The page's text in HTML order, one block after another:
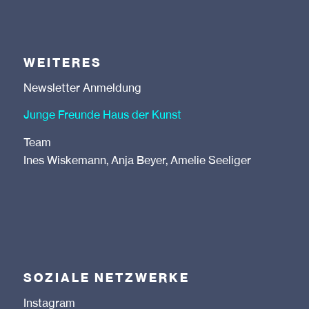
WEITERES
Newsletter Anmeldung
Junge Freunde Haus der Kunst
Team
Ines Wiskemann, Anja Beyer, Amelie Seeliger
SOZIALE NETZWERKE
Instagram